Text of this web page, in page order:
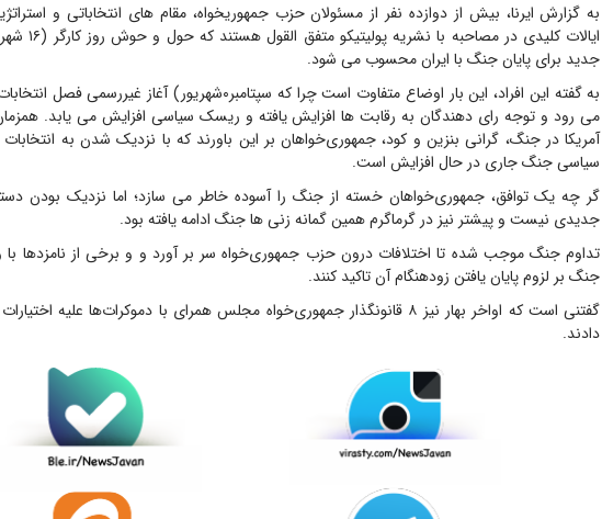
به گزارش ایرنا، بیش از دوازده نفر از مسئولان حزب جمهوریخواه، مقام های انتخاباتی و
ایالات کلیدی در
جدید برای پایان جنگ با ایران محسوب می شود.
به گفته این افراد، این بار اوضاع متفاوت است چرا که سپتامبر۰شهریور)
می رود و توجه رای دهندگان به رقابت ها افزایش یافته و ریسک‌ سیاسی افزایش می یابد.
آمریکا در جنگ، گرانی بنزین و کود، جمهوری‌خواهان بر این باورند که با نزدیک شدن به
سیاسی جنگ جاری در حال افزایش است.
گر چه یک توافق، جمهوری‌خواهان خسته از جنگ را آسوده خاطر می سازد؛ اما نزدیک بودن
جدیدی نیست و پیشتر نیز در گرماگرم همین گمانه زنی ها جنگ ادامه یافته بود.
تداوم جنگ موجب شده تا اختلافات درون حزب جمهوری‌خواه سر بر آورد و و برخی از نامزدها با
جنگ بر لزوم پایان یافتن زودهنگام آن تاکید کنند.
گفتنی است که اواخر بهار نیز ۸ قانونگذار جمهوری‌خواه مجلس همرای با دموکرات‌ها علیه
دادند.